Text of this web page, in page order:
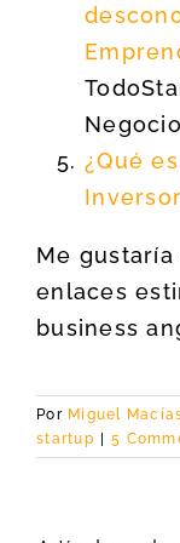
¿Qué
Me
enlaces
business
Por Miguel
startup | 5